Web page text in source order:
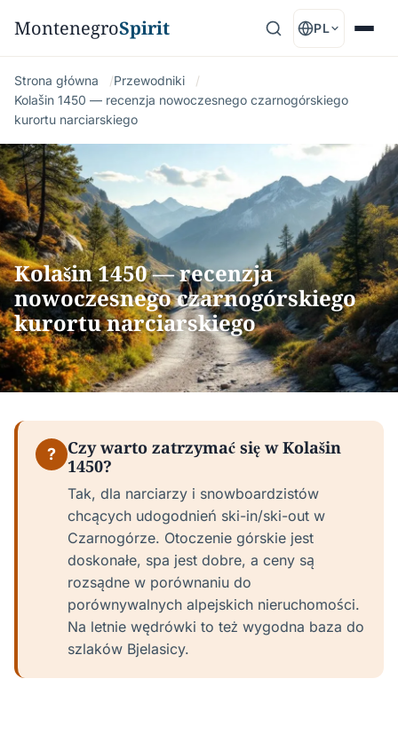
MontenegroSpirit PL
Strona główna
Przewodniki
Kolašin 1450 — recenzja nowoczesnego czarnogórskiego
kurortu narciarskiego
Kolašin 1450 — recenzja
nowoczesnego czarnogórskiego
kurortu narciarskiego
?
Czy warto zatrzymać się w Kolašin
1450?
Tak, dla narciarzy i snowboardzistów
chcących udogodnień ski-in/ski-out w
Czarnogórze. Otoczenie górskie jest
doskonałe, spa jest dobre, a ceny są
rozsądne w porównaniu do
porównywalnych alpejskich nieruchomości.
Na letnie wędrówki to też wygodna baza do
szlaków Bjelasicy.